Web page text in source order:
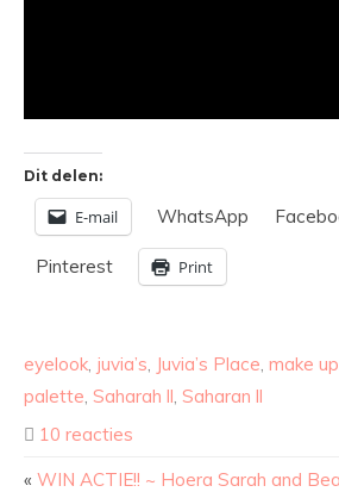
Dit delen:
E-mail WhatsApp
Pinterest Print
eyelook juvia’s Juvia’s Place make up
palette Saharah ll Saharan ll
10 reacties
« WIN ACTIE!! ~ Hoera Sarah and